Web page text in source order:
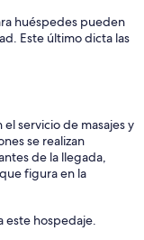
huéspedes pueden
Este último dicta las
servicio de masajes y
se realizan
de la llegada,
figura en la
este hospedaje.